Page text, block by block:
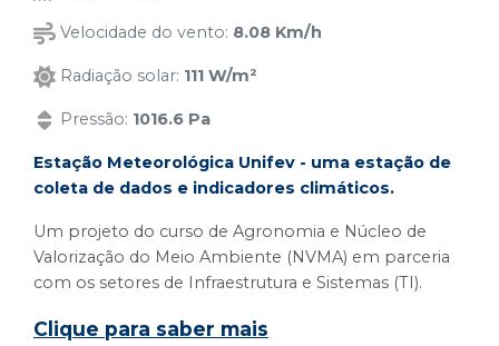
Velocidade do vento: 8.08 Km/h
Radiação solar: 111 W/m²
Pressão: 1016.6 Pa
Estação Meteorológica Unifev - uma estação de
coleta de dados e indicadores climáticos.
Um projeto do curso de Agronomia e Núcleo de
Valorização do Meio Ambiente (NVMA) em parceria
com os setores de Infraestrutura e Sistemas (TI).
Clique para saber mais